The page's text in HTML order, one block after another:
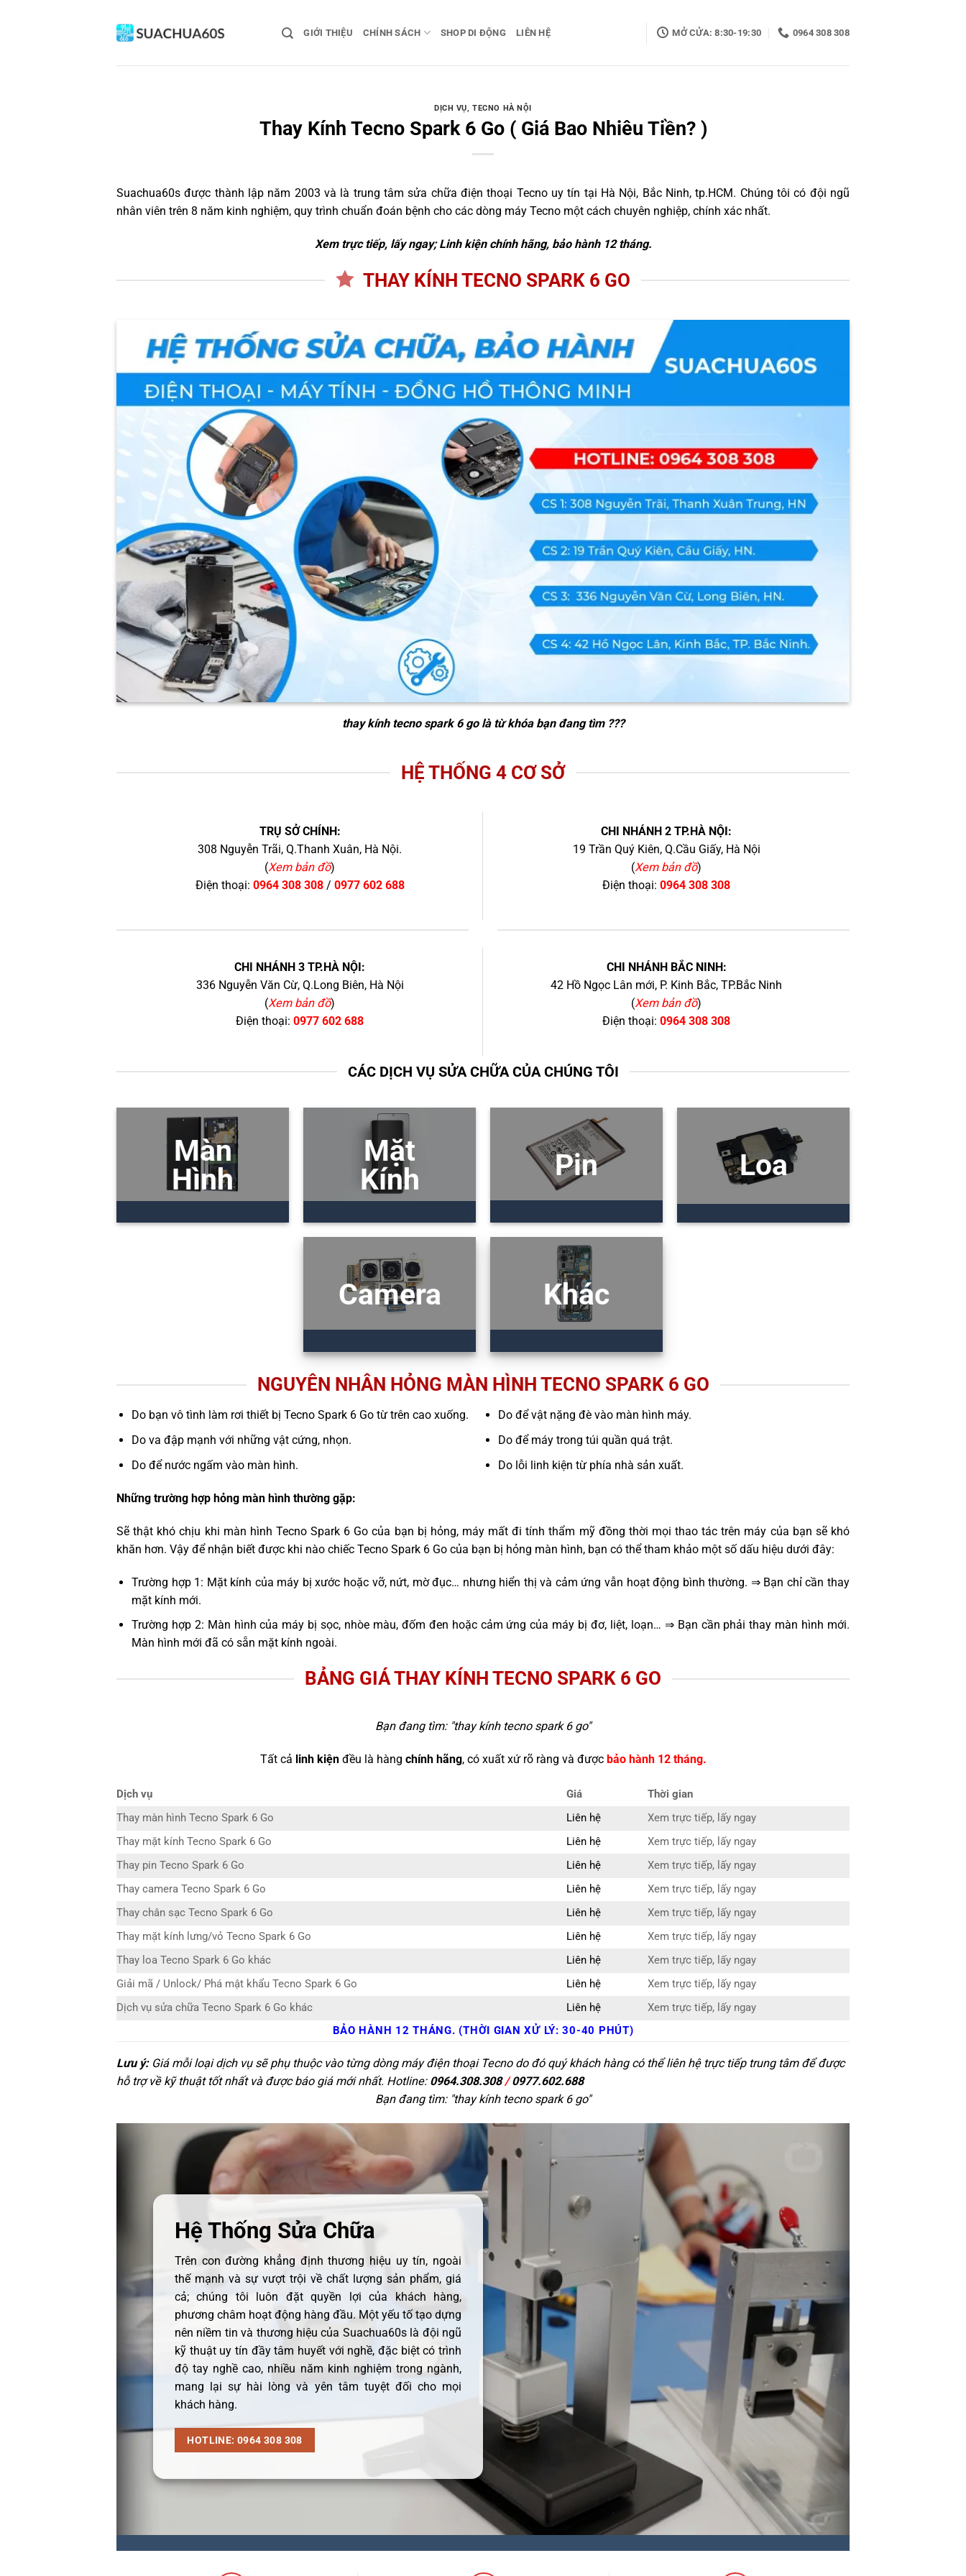
GIỚI THIỆU CHÍNH SÁCH SHOP DI ĐỘNG LIÊN HỆ MỞ CỬA: 8:30-19:30 0964 308 308
DỊCH VỤ,TECNO HÀ NỘI
Thay Kính Tecno Spark 6 Go ( Giá Bao Nhiêu Tiền? )
Suachua60s được thành lập năm 2003 và là trung tâm sửa chữa điện thoại Tecno uy tín tại Hà Nội, Bắc Ninh, tp.HCM. Chúng tôi có đội ngũ
nhân viên trên 8 năm kinh nghiệm, quy trình chuẩn đoán bệnh cho các dòng máy Tecno một cách chuyên nghiệp, chính xác nhất.
Xem trực tiếp, lấy ngay; Linh kiện chính hãng, bảo hành 12 tháng.
THAY KÍNH TECNO SPARK 6 GO
thay kính tecno spark 6 golà từ khóa bạn đang tìm ???
HỆ THỐNG 4 CƠ SỞ
TRỤ SỞ CHÍNH:
308 Nguyễn Trãi, Q.Thanh Xuân, Hà Nội.
(Xem bản đồ)
Điện thoại: 0964 308 308/ 0977 602 688
CHI NHÁNH 2 TP.HÀ NỘI:
19 Trần Quý Kiên, Q.Cầu Giấy, Hà Nội
(Xem bản đồ)
Điện thoại: 0964 308 308
CHI NHÁNH 3 TP.HÀ NỘI:
336 Nguyễn Văn Cừ, Q.Long Biên, Hà Nội
(Xem bản đồ)
Điện thoại: 0977 602 688
CHI NHÁNH BẮC NINH:
42 Hồ Ngọc Lân mới, P. Kinh Bắc, TP.Bắc Ninh
(Xem bản đồ)
Điện thoại: 0964 308 308
CÁC DỊCH VỤ SỬA CHỮA CỦA CHÚNG TÔI
Màn
Hình
Mặt
Kính
Pin Loa
Camera Khác
NGUYÊN NHÂN HỎNG MÀN HÌNH TECNO SPARK 6 GO
Do bạn vô tình làm rơi thiết bị Tecno Spark 6 Go từ trên cao xuống.
Do va đập mạnh với những vật cứng, nhọn.
Do để nước ngấm vào màn hình.
Do để vật nặng đè vào màn hình máy.
Do để máy trong túi quần quá trật.
Do lỗi linh kiện từ phía nhà sản xuất.
Những trường hợp hỏng màn hình thường gặp:
Sẽ thật khó chịu khi màn hình Tecno Spark 6 Go của bạn bị hỏng, máy mất đi tính thẩm mỹ đồng thời mọi thao tác trên máy của bạn sẽ khó
khăn hơn. Vậy để nhận biết được khi nào chiếc Tecno Spark 6 Go của bạn bị hỏng màn hình, bạn có thể tham khảo một số dấu hiệu dưới đây:
Trường hợp 1: Mặt kính của máy bị xước hoặc vỡ, nứt, mờ đục… nhưng hiển thị và cảm ứng vẫn hoạt động bình thường. ⇒ Bạn chỉ cần thay
mặt kính mới.
Trường hợp 2: Màn hình của máy bị sọc, nhòe màu, đốm đen hoặc cảm ứng của máy bị đơ, liệt, loạn… ⇒ Bạn cần phải thay màn hình mới.
Màn hình mới đã có sẵn mặt kính ngoài.
BẢNG GIÁ THAY KÍNH TECNO SPARK 6 GO
Bạn đang tìm: "thay kính tecno spark 6 go"
Tất cả linh kiệnđều là hàng chính hãng, có xuất xứ rõ ràng và được bảo hành 12 tháng.
Dịch vụ Giá
Thời gian
Thay màn hình Tecno Spark 6 Go
Liên hệ
Xem trực tiếp, lấy ngay
Thay mặt kính Tecno Spark 6 Go
Liên hệ
Xem trực tiếp, lấy ngay
Thay pin Tecno Spark 6 Go
Liên hệ
Xem trực tiếp, lấy ngay
Thay camera Tecno Spark 6 Go
Liên hệ
Xem trực tiếp, lấy ngay
Thay chân sạc Tecno Spark 6 Go
Liên hệ
Xem trực tiếp, lấy ngay
Thay mặt kính lưng/vỏ Tecno Spark 6 Go
Liên hệ
Xem trực tiếp, lấy ngay
Thay loa Tecno Spark 6 Go khác
Liên hệ
Xem trực tiếp, lấy ngay
Giải mã / Unlock/ Phá mật khẩu Tecno Spark 6 Go
Liên hệ
Xem trực tiếp, lấy ngay
Dịch vụ sửa chữa Tecno Spark 6 Go khác
Liên hệ
Xem trực tiếp, lấy ngay
BẢO HÀNH 12 THÁNG. (THỜI GIAN XỬ LÝ: 30-40 PHÚT)
Lưu ý:Giá mỗi loại dịch vụ sẽ phụ thuộc vào từng dòng máy điện thoại Tecno do đó quý khách hàng có thể liên hệ trực tiếp trung tâm để được
hỗ trợ về kỹ thuật tốt nhất và được báo giá mới nhất. Hotline: 0964.308.308/0977.602.688
Bạn đang tìm: "thay kính tecno spark 6 go"
Hệ Thống Sửa Chữa
Trên con đường khẳng định thương hiệu uy tín, ngoài
thế mạnh và sự vượt trội về chất lượng sản phẩm, giá
cả; chúng tôi luôn đặt quyền lợi của khách hàng,
phương châm hoạt động hàng đầu. Một yếu tố tạo dựng
nên niềm tin và thương hiệu của Suachua60s là đội ngũ
kỹ thuật uy tín đầy tâm huyết với nghề, đặc biệt có trình
độ tay nghề cao, nhiều năm kinh nghiệm trong ngành,
mang lại sự hài lòng và yên tâm tuyệt đối cho mọi
khách hàng.
HOTLINE: 0964 308 308